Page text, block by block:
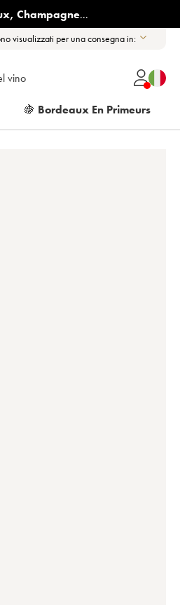
, Champagne...
visualizzati per una consegna in:
vino
🍇 Bordeaux En Primeurs